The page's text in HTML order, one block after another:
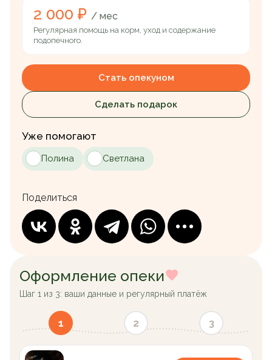
2 000 ₽ / мес
Регулярная помощь на корм, уход и содержание
подопечного.
Стать опекуном
Сделать подарок
Уже помогают
Полина Светлана
Поделиться
Оформление опеки
Шаг 1 из 3: ваши данные и регулярный платёж
1 2 3